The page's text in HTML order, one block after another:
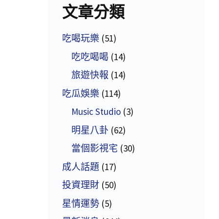
文章分類
吃喝玩樂 (51)
吃吃喝喝 (14)
旅遊快報 (14)
吃瓜娛樂 (114)
Music Studio (3)
明星八卦 (62)
當個影視宅 (30)
成人話題 (17)
投資理財 (50)
星情運勢 (5)